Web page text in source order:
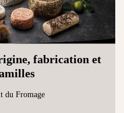
fabrication et
du Fromage